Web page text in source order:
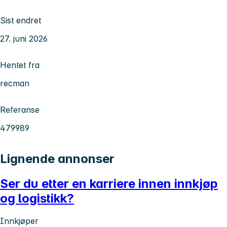
Sist endret
27. juni 2026
Hentet fra
recman
Referanse
479989
Lignende annonser
Ser du etter en karriere innen innkjøp
og logistikk?
Innkjøper